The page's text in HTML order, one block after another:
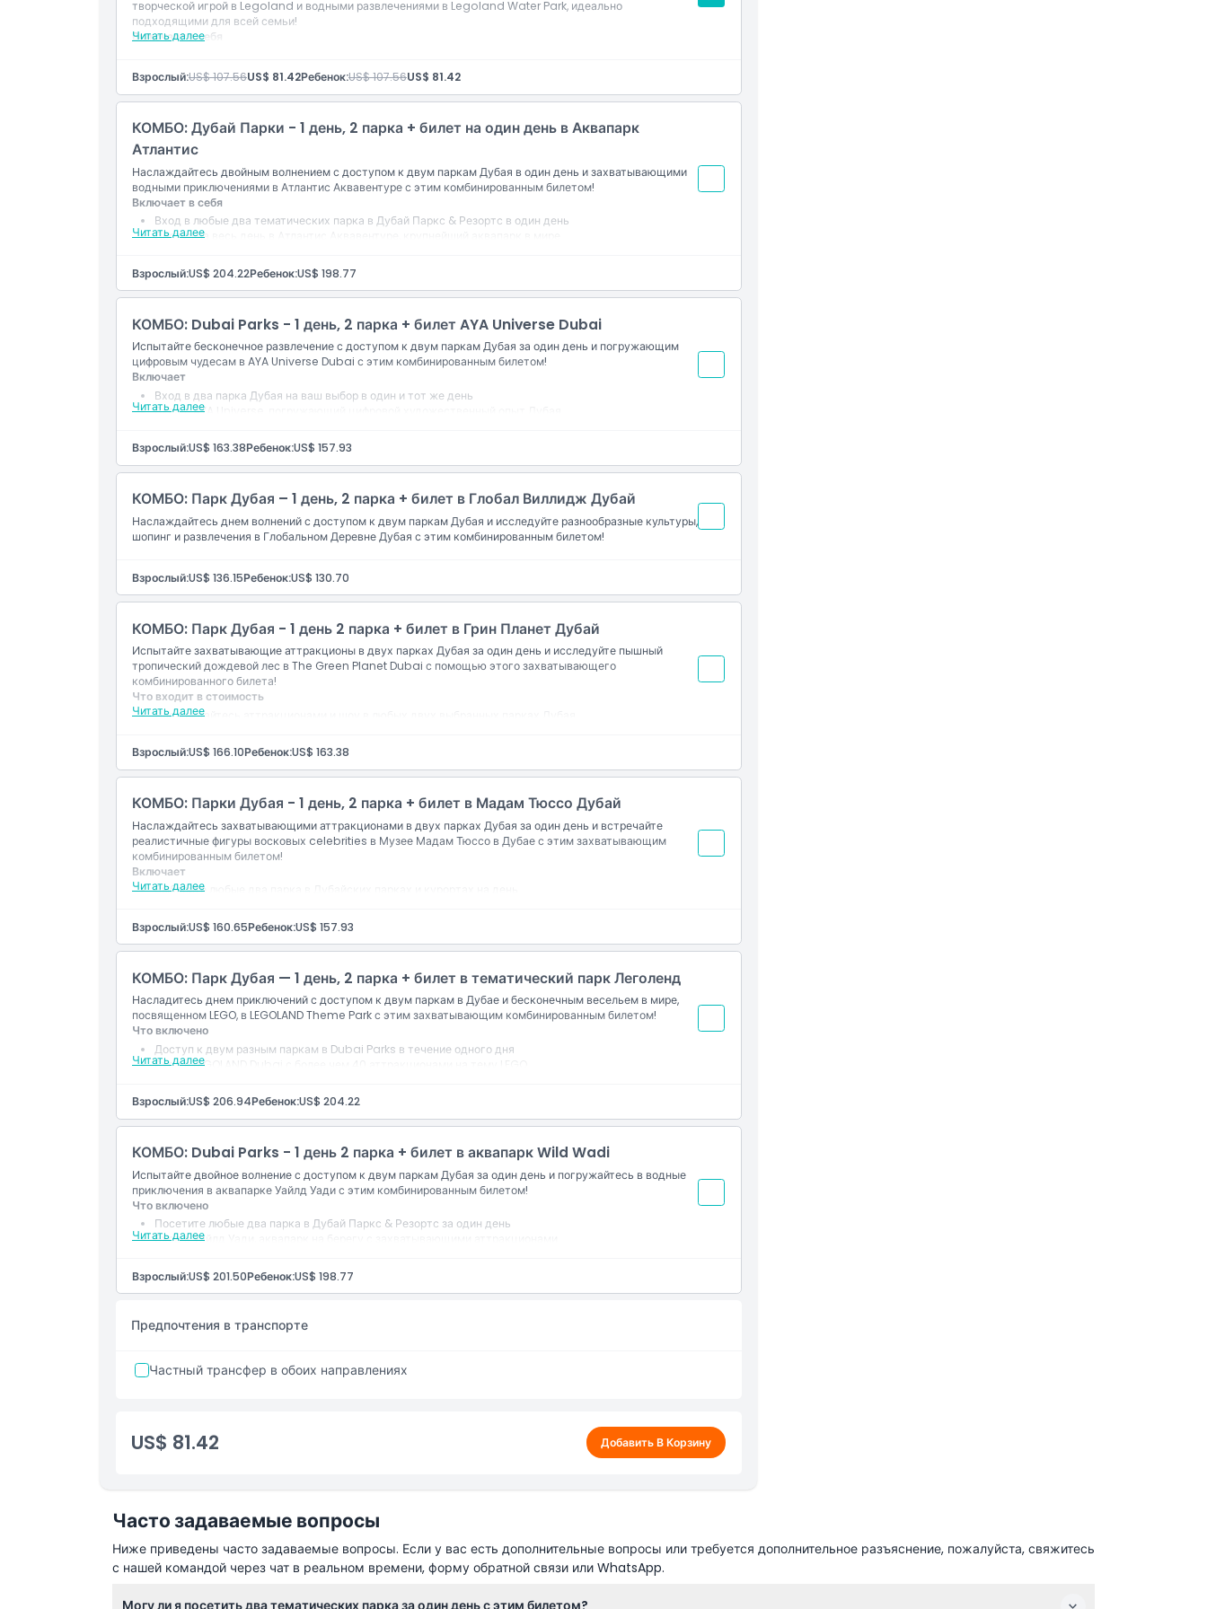
Политика в отношении детей и взрослых
Часы работы
Местоположение
Как добраться туда
Политика отмены
творческой игрой в Legoland и водными развлечениями в Legoland Water Park, идеально
подходящими для всей семьи!
Читать далее
Включает в себя
Этот билет позволяет вам выбрать любые два парка из четырех для посещения в один день,
включая Motiongate, Real Madrid World, Legoland Theme Park и Legoland Water Park.
Взрослый:US$ 107.56US$ 81.42Ребенок:US$ 107.56US$ 81.42
КОМБО: Дубай Парки - 1 день, 2 парка + билет на один день в Аквапарк
Атлантис
Наслаждайтесь двойным волнением с доступом к двум паркам Дубая в один день и захватывающими
водными приключениями в Атлантис Аквавентуре с этим комбинированным билетом!
Читать далее
Включает в себя
Вход в любые два тематических парка в Дубай Паркс & Резортс в один день
Доступ на весь день в Атлантис Аквавентуре, крупнейший аквапарк в мире
Удобный мобильный билет для входа в тематический парк и аквапарк
Взрослый:US$ 204.22Ребенок:US$ 198.77
КОМБО: Dubai Parks - 1 день, 2 парка + билет AYA Universe Dubai
Испытайте бесконечное развлечение с доступом к двум паркам Дубая за один день и погружающим
цифровым чудесам в AYA Universe Dubai с этим комбинированным билетом!
Читать далее
Включает
Вход в два парка Дубая на ваш выбор в один и тот же день
Вход в AYA Universe, погружающий цифровой художественный опыт Дубая
Идеальное сочетание outdoor-адреналина и indoor-креативности
Взрослый:US$ 163.38Ребенок:US$ 157.93
КОМБО: Парк Дубая – 1 день, 2 парка + билет в Глобал Виллидж Дубай
Наслаждайтесь днем волнений с доступом к двум паркам Дубая и исследуйте разнообразные культуры,
шопинг и развлечения в Глобальном Деревне Дубая с этим комбинированным билетом!
Взрослый:US$ 136.15Ребенок:US$ 130.70
КОМБО: Парк Дубая - 1 день 2 парка + билет в Грин Планет Дубай
Испытайте захватывающие аттракционы в двух парках Дубая за один день и исследуйте пышный
тропический дождевой лес в The Green Planet Dubai с помощью этого захватывающего
комбинированного билета!
Читать далее
Что входит в стоимость
Наслаждайтесь аттракционами и шоу в любых двух выбранных парках Дубая
Откройте для себя экзотическую фауну, пышную зелень и живой тропический лес
Идеально подходит для любителей природы и семей, ищущих эко-приключения
Взрослый:US$ 166.10Ребенок:US$ 163.38
КОМБО: Парки Дубая - 1 день, 2 парка + билет в Мадам Тюссо Дубай
Наслаждайтесь захватывающими аттракционами в двух парках Дубая за один день и встречайте
реалистичные фигуры восковых celebrities в Музее Мадам Тюссо в Дубае с этим захватывающим
комбинированным билетом!
Читать далее
Включает
Выберите любые два парка в Дубайских парках и курортах на день
Сделайте селфи с киноактерами, музыкантами и мировыми иконами
Сочетает на outdoor excitement с интерактивными фотографиями
Взрослый:US$ 160.65Ребенок:US$ 157.93
КОМБО: Парк Дубая — 1 день, 2 парка + билет в тематический парк Леголенд
Насладитесь днем приключений с доступом к двум паркам в Дубае и бесконечным весельем в мире,
посвященном LEGO, в LEGOLAND Theme Park с этим захватывающим комбинированным билетом!
Читать далее
Что включено
Доступ к двум разным паркам в Dubai Parks в течение одного дня
Вход в LEGOLAND Dubai с более чем 40 аттракционами на тему LEGO
Отличная цена для семей с маленькими детьми
Взрослый:US$ 206.94Ребенок:US$ 204.22
КОМБО: Dubai Parks - 1 день 2 парка + билет в аквапарк Wild Wadi
Испытайте двойное волнение с доступом к двум паркам Дубая за один день и погружайтесь в водные
приключения в аквапарке Уайлд Уади с этим комбинированным билетом!
Читать далее
Что включено
Посетите любые два парка в Дубай Паркс & Резортс за один день
Вход в Уайлд Уади, аквапарк на берегу с захватывающими аттракционами
Идеальное сочетание наземных приключений и водных развлечений
Взрослый:US$ 201.50Ребенок:US$ 198.77
Предпочтения в транспорте
Частный трансфер в обоих направлениях
US$ 81.42 Добавить В Корзину
Часто задаваемые вопросы
Ниже приведены часто задаваемые вопросы. Если у вас есть дополнительные вопросы или требуется дополнительное разъяснение, пожалуйста, свяжитесь
с нашей командой через чат в реальном времени, форму обратной связи или WhatsApp.